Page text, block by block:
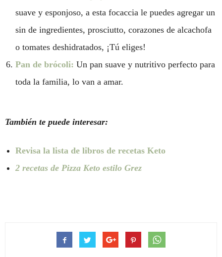
suave y esponjoso, a esta focaccia le puedes agregar un
sin de ingredientes, prosciutto, corazones de alcachofa
o tomates deshidratados, ¡Tú eliges!
Pan de brócoli: Un pan suave y nutritivo perfecto para
toda la familia, lo van a amar.
También te puede interesar:
Revisa la lista de libros de recetas Keto
2 recetas de Pizza Keto estilo Grez